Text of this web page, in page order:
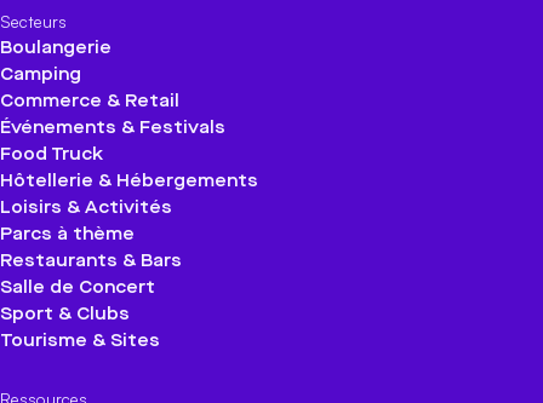
Secteurs
Boulangerie
Camping
Commerce & Retail
Événements & Festivals
Food Truck
Hôtellerie & Hébergements
Loisirs & Activités
Parcs à thème
Restaurants & Bars
Salle de Concert
Sport & Clubs
Tourisme & Sites